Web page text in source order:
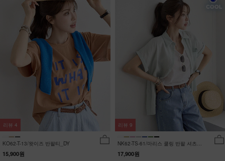
KO62-T-13/왓이즈 반팔티_DY
15,900원
리뷰 4
NK62-TS-61/마리스 쿨링 반팔 셔츠
17,900원
리뷰 9